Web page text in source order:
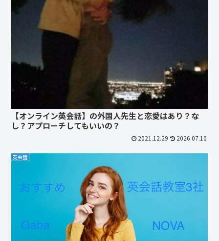
【オンライン英会話】の外国人先生と恋愛はあり？な
し？アプローチしてもいいの？
2021.12.29 2026.07.10
英会話